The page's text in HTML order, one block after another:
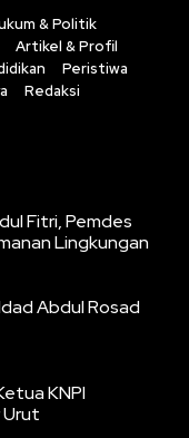
& Politik
Artikel & Profil
Peristiwa
Redaksi
Fitri, Pemdes
Lingkungan
Abdul Rosad
KNPI
Urut